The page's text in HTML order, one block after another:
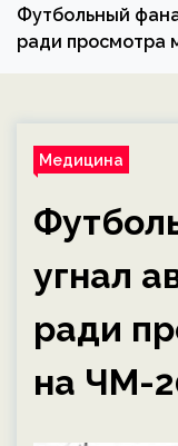
Футбольный
ради просмотра
Медицина
угнал
ради
на ЧМ-